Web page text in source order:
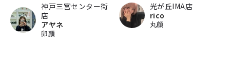
神戸三宮センター街
店
アヤネ
卵顔
光が丘IMA店
rico
丸顔